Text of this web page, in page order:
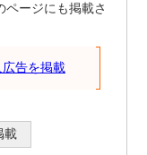
ページにも掲載さ
告を掲載
載